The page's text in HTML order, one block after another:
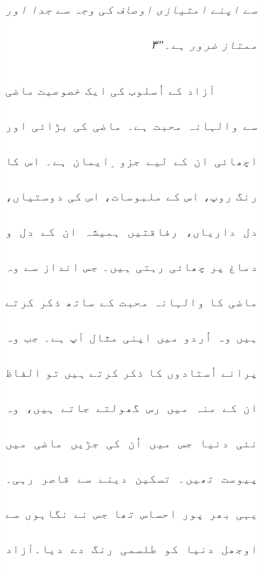
سے اپنے امتیازی اوصاف کی وجہ سے جدا اور
ممتاز ضرور ہے۔”۳
آزاد کے اُسلوب کی ایک خصوصیت ماضی
سے والہانہ محبت ہے۔ ماضی کی بڑائی اور
اچھائی ان کے لیے جزو ِایمان ہے۔ اس کا
رنگ روپ، اس کے ملبوسات، اس کی دوستیاں،
دل داریاں، رفاقتیں ہمیشہ ان کے دل و
دماغ پر چھائی رہتی ہیں۔ جس انداز سے وہ
ماضی کا والہانہ محبت کے ساتھ ذکر کرتے
ہیں وہ اُردو میں اپنی مثال آپ ہے۔ جب وہ
پرانے اُستادوں کا ذکر کرتے ہیں تو الفاظ
ان کے منہ میں رس گھولتے جاتے ہیں، وہ
نئی دنیا جس میں اُن کی جڑیں ماضی میں
پیوست تھیں۔ تسکین دینے سے قاصر رہی۔
یہی بھر پور احساس تھا جس نے نگاہوں سے
اوجھل دنیا کو طلسمی رنگ دے دیا۔آزاد